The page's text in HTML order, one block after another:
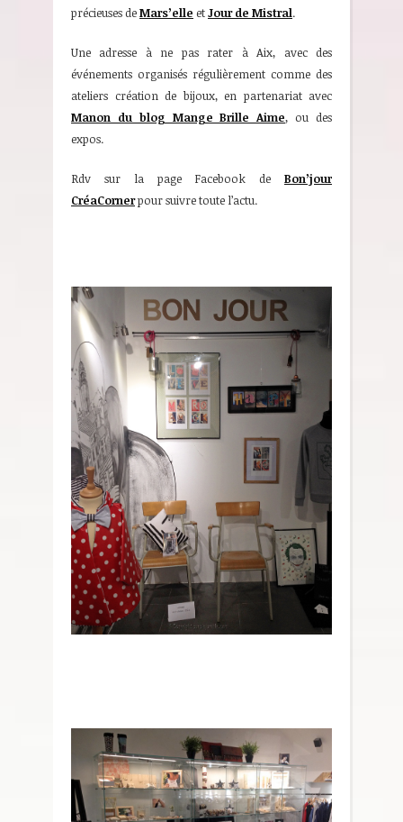
précieuses deMars’elle etJour de Mistral.
Une adresse à ne pas rater à Aix, avec des
événements organisés régulièrement comme des
ateliers création de bijoux, en partenariat avec
Manon du blog Mange Brille Aime, ou des
expos.
Rdv sur la page Facebook de Bon’jour
CréaCornerpour suivre toute l’actu.